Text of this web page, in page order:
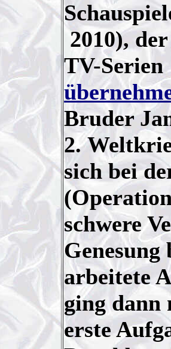
2010),
TV-
Bruder
2.
sich bei
schwere
Genesung
arbeitete
ging dann
erste